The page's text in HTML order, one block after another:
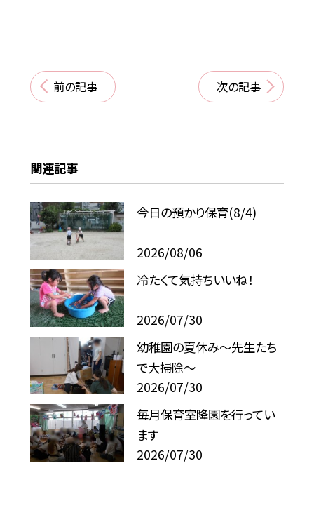
前の記事 次の記事
関連記事
今日の預かり保育(8/4)
2026/08/06
冷たくて気持ちいいね！
2026/07/30
幼稚園の夏休み～先生たち
で大掃除～
2026/07/30
毎月保育室降園を行ってい
ます
2026/07/30